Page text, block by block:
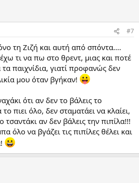
#7
τη Ζιζή και αυτή από σπόντα....
τι να πω στο θρεντ, μιας και ποτέ
παιχνίδια, γιατί προφανώς δεν
μου όταν βγήκαν!
ότι αν δεν το βάλεις το
πιει όλο, δεν σταματάει να κλαίει,
τσαντάκι αν δεν βάλεις την πιπίλα!!!
όλο να βγάζει τις πιπίλες θέλει και